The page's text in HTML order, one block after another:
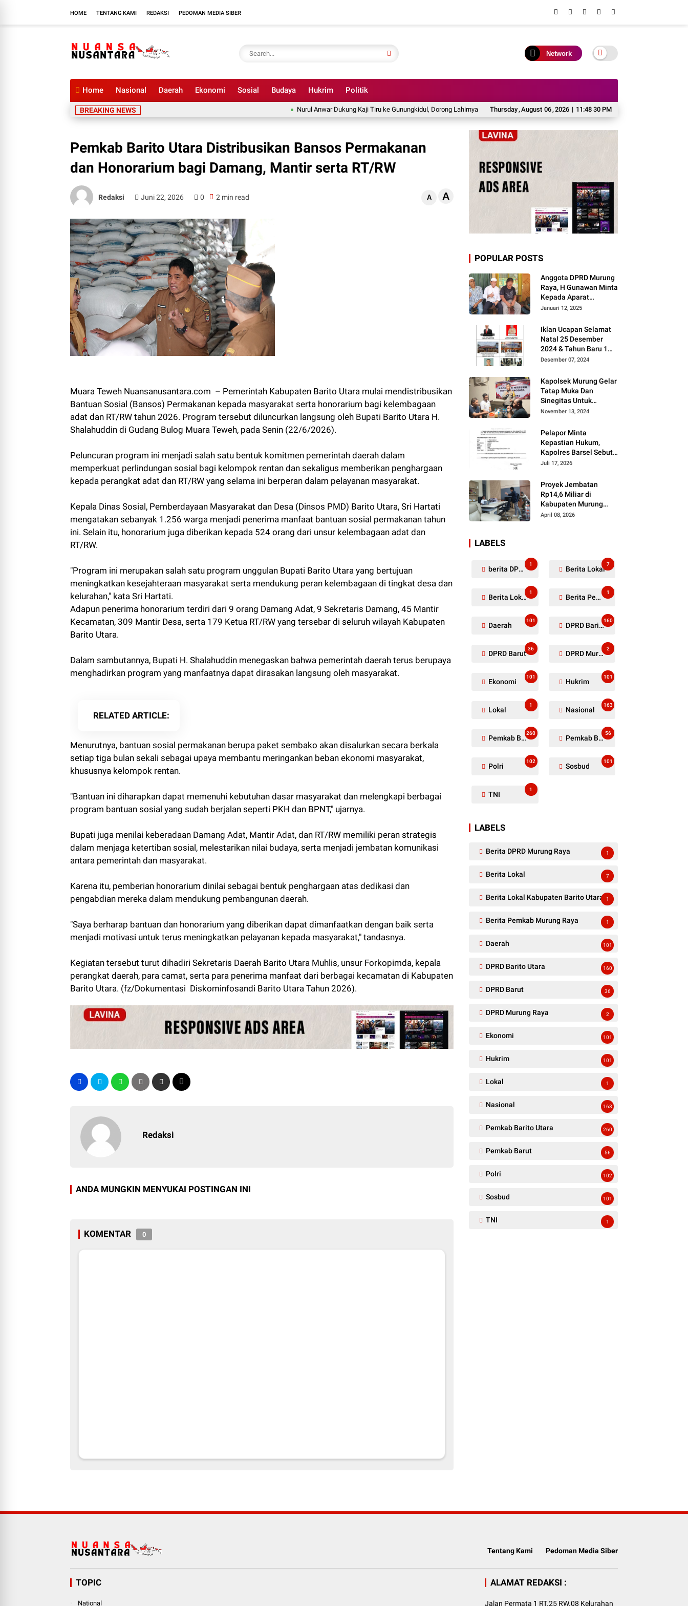
HOME TENTANG KAMI REDAKSI PEDOMAN MEDIA SIBER
Network
Home Nasional Daerah Ekonomi Sosial Budaya Hukrim Politik
Thursday,August 06,2026 | 11:48 31 PM
BREAKING NEWS Nurul Anwar Dukung Kaji Tiru ke Gunungkidul, Dorong Lahirnya Inovasi Daerah Waket II DPRD Apresiasi Sukses Turnamen Futsal Bupati
Pemkab Barito Utara Distribusikan Bansos Permakanan
dan Honorarium bagi Damang, Mantir serta RT/RW
Redaksi Juni 22, 2026 0 2 min read A A
Muara Teweh Nuansanusantara.com – Pemerintah Kabupaten Barito Utara mulai mendistribusikan
Bantuan Sosial (Bansos) Permakanan kepada masyarakat serta honorarium bagi kelembagaan
adat dan RT/RW tahun 2026. Program tersebut diluncurkan langsung oleh Bupati Barito Utara H.
Shalahuddin di Gudang Bulog Muara Teweh, pada Senin (22/6/2026).
Peluncuran program ini menjadi salah satu bentuk komitmen pemerintah daerah dalam
memperkuat perlindungan sosial bagi kelompok rentan dan sekaligus memberikan penghargaan
kepada perangkat adat dan RT/RW yang selama ini berperan dalam pelayanan masyarakat.
Kepala Dinas Sosial, Pemberdayaan Masyarakat dan Desa (Dinsos PMD) Barito Utara, Sri Hartati
mengatakan sebanyak 1.256 warga menjadi penerima manfaat bantuan sosial permakanan tahun
ini. Selain itu, honorarium juga diberikan kepada 524 orang dari unsur kelembagaan adat dan
RT/RW.
"Program ini merupakan salah satu program unggulan Bupati Barito Utara yang bertujuan
meningkatkan kesejahteraan masyarakat serta mendukung peran kelembagaan di tingkat desa dan
kelurahan," kata Sri Hartati.
Adapun penerima honorarium terdiri dari 9 orang Damang Adat, 9 Sekretaris Damang, 45 Mantir
Kecamatan, 309 Mantir Desa, serta 179 Ketua RT/RW yang tersebar di seluruh wilayah Kabupaten
Barito Utara.
Dalam sambutannya, Bupati H. Shalahuddin menegaskan bahwa pemerintah daerah terus berupaya
menghadirkan program yang manfaatnya dapat dirasakan langsung oleh masyarakat.
RELATED ARTICLE
Menurutnya, bantuan sosial permakanan berupa paket sembako akan disalurkan secara berkala
setiap tiga bulan sekali sebagai upaya membantu meringankan beban ekonomi masyarakat,
khususnya kelompok rentan.
"Bantuan ini diharapkan dapat memenuhi kebutuhan dasar masyarakat dan melengkapi berbagai
program bantuan sosial yang sudah berjalan seperti PKH dan BPNT," ujarnya.
Bupati juga menilai keberadaan Damang Adat, Mantir Adat, dan RT/RW memiliki peran strategis
dalam menjaga ketertiban sosial, melestarikan nilai budaya, serta menjadi jembatan komunikasi
antara pemerintah dan masyarakat.
Karena itu, pemberian honorarium dinilai sebagai bentuk penghargaan atas dedikasi dan
pengabdian mereka dalam mendukung pembangunan daerah.
"Saya berharap bantuan dan honorarium yang diberikan dapat dimanfaatkan dengan baik serta
menjadi motivasi untuk terus meningkatkan pelayanan kepada masyarakat," tandasnya.
Kegiatan tersebut turut dihadiri Sekretaris Daerah Barito Utara Muhlis, unsur Forkopimda, kepala
perangkat daerah, para camat, serta para penerima manfaat dari berbagai kecamatan di Kabupaten
Barito Utara. (fz/Dokumentasi Diskominfosandi Barito Utara Tahun 2026).
Redaksi
ANDA MUNGKIN MENYUKAI POSTINGAN INI
KOMENTAR 0
POPULAR POSTS
Anggota DPRD Murung
Raya, H Gunawan Minta
Kepada Aparat
Berantas judi dan
Instruksi Presiden RI
Januari 12, 2025
Iklan Ucapan Selamat
Natal 25 Desember
2024 & Tahun Baru 1
Januari 2025
Desember 07, 2024
Kapolsek Murung Gelar
Tatap Muka Dan
Sinegitas Untuk
Menjaga Situasi
Kondusif Dengan Insan
Pers
November 13, 2024
Pelapor Minta
Kepastian Hukum,
Kapolres Barsel Sebut
Dugaan Penyerobotan
Juli 17, 2026
Proyek Jembatan
Rp14,6 Miliar di
Kabupaten Murung
Raya Mangkrak,
April 08, 2026
LABELS
berita DPRD Murung Raya
1
Berita Lokal
7
Berita Lokal Kabupaten Barito Utara
1
Berita Pemkab Murung Raya
1
Daerah
101
DPRD Barito Utara
160
DPRD Barut
36
DPRD Murung Raya
2
Ekonomi
101
Hukrim
101
Lokal
1
Nasional
163
Pemkab Barito Utara
260
Pemkab Barut
56
Polri
102
Sosbud
101
TNI
1
LABELS
Berita DPRD Murung Raya 1
Berita Lokal 7
Berita Lokal Kabupaten Barito Utara 1
Berita Pemkab Murung Raya 1
Daerah 101
DPRD Barito Utara 160
DPRD Barut 36
DPRD Murung Raya 2
Ekonomi 101
Hukrim 101
Lokal 1
Nasional 163
Pemkab Barito Utara 260
Pemkab Barut 56
Polri 102
Sosbud 101
TNI 1
Tentang Kami Pedoman Media Siber
TOPIC
National
ALAMAT REDAKSI :
Jalan Permata 1 RT.25 RW.08 Kelurahan